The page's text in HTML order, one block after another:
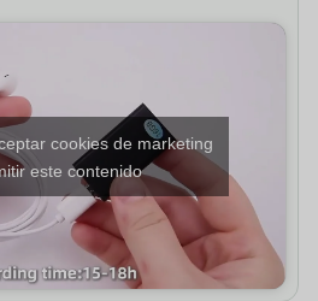
cookies de marketing
este contenido